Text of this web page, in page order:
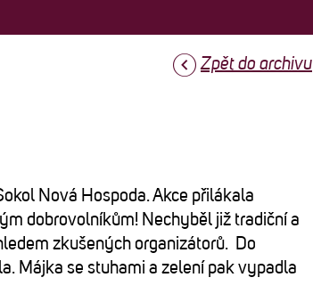
Zpět do archivu
Nová Hospoda. Akce přilákala
dobrovolníkům! Nechyběl již tradiční a
zkušených organizátorů. Do
Májka se stuhami a zelení pak vypadla